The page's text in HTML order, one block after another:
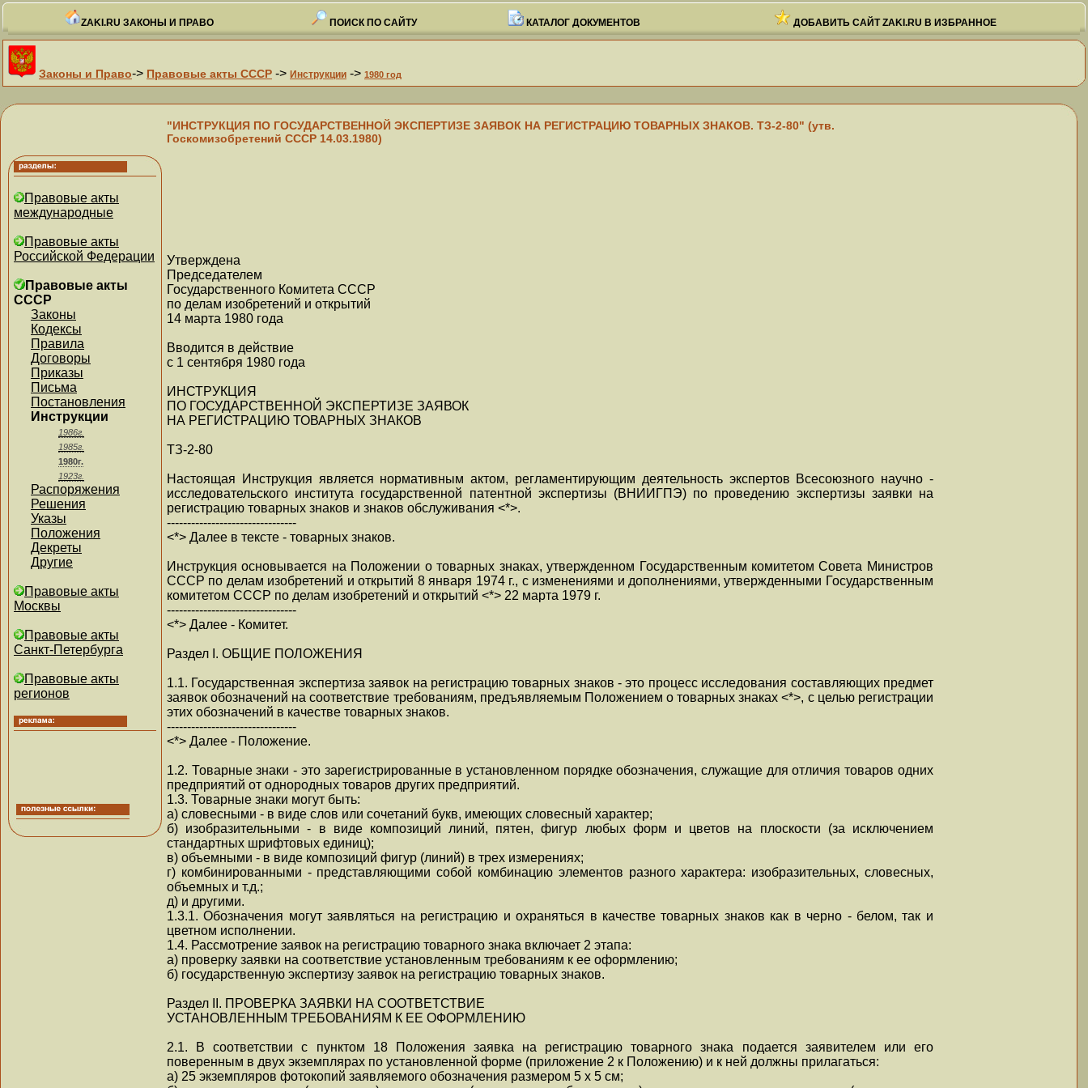
ZAKI.RU ЗАКОНЫ И ПРАВО ПОИСК ПО САЙТУ КАТАЛОГ ДОКУМЕНТОВ ДОБАВИТЬ САЙТ ZAKI.RU В ИЗБРАННОЕ
Законы и Право-> Правовые акты СССР -> Инструкции -> 1980 год
Правовые акты
международные
Правовые акты
Российской Федерации
Правовые акты
СССР
Законы
Кодексы
Правила
Договоры
Приказы
Письма
Постановления
Инструкции
1986г.
1985г.
1980г.
1923г.
Распоряжения
Решения
Указы
Положения
Декреты
Другие
Правовые акты
Москвы
Правовые акты
Санкт-Петербурга
Правовые акты
регионов
"ИНСТРУКЦИЯ ПО ГОСУДАРСТВЕННОЙ ЭКСПЕРТИЗЕ ЗАЯВОК НА РЕГИСТРАЦИЮ ТОВАРНЫХ ЗНАКОВ. ТЗ-2-80" (утв.
Госкомизобретений СССР 14.03.1980)
Утверждена
Председателем
Государственного Комитета СССР
по делам изобретений и открытий
14 марта 1980 года
Вводится в действие
с 1 сентября 1980 года
ИНСТРУКЦИЯ
ПО ГОСУДАРСТВЕННОЙ ЭКСПЕРТИЗЕ ЗАЯВОК
НА РЕГИСТРАЦИЮ ТОВАРНЫХ ЗНАКОВ
ТЗ-2-80
Настоящая Инструкция является нормативным актом, регламентирующим деятельность экспертов Всесоюзного научно -
исследовательского института государственной патентной экспертизы (ВНИИГПЭ) по проведению экспертизы заявки на
регистрацию товарных знаков и знаков обслуживания <*>.
--------------------------------
<*> Далее в тексте - товарных знаков.
Инструкция основывается на Положении о товарных знаках, утвержденном Государственным комитетом Совета Министров
СССР по делам изобретений и открытий 8 января 1974 г., с изменениями и дополнениями, утвержденными Государственным
комитетом СССР по делам изобретений и открытий <*> 22 марта 1979 г.
--------------------------------
<*> Далее - Комитет.
Раздел I. ОБЩИЕ ПОЛОЖЕНИЯ
1.1. Государственная экспертиза заявок на регистрацию товарных знаков - это процесс исследования составляющих предмет
заявок обозначений на соответствие требованиям, предъявляемым Положением о товарных знаках <*>, с целью регистрации
этих обозначений в качестве товарных знаков.
--------------------------------
<*> Далее - Положение.
1.2. Товарные знаки - это зарегистрированные в установленном порядке обозначения, служащие для отличия товаров одних
предприятий от однородных товаров других предприятий.
1.3. Товарные знаки могут быть:
а) словесными - в виде слов или сочетаний букв, имеющих словесный характер;
б) изобразительными - в виде композиций линий, пятен, фигур любых форм и цветов на плоскости (за исключением
стандартных шрифтовых единиц);
в) объемными - в виде композиций фигур (линий) в трех измерениях;
г) комбинированными - представляющими собой комбинацию элементов разного характера: изобразительных, словесных,
объемных и т.д.;
д) и другими.
1.3.1. Обозначения могут заявляться на регистрацию и охраняться в качестве товарных знаков как в черно - белом, так и
цветном исполнении.
1.4. Рассмотрение заявок на регистрацию товарного знака включает 2 этапа:
а) проверку заявки на соответствие установленным требованиям к ее оформлению;
б) государственную экспертизу заявок на регистрацию товарных знаков.
Раздел II. ПРОВЕРКА ЗАЯВКИ НА СООТВЕТСТВИЕ
УСТАНОВЛЕННЫМ ТРЕБОВАНИЯМ К ЕЕ ОФОРМЛЕНИЮ
2.1. В соответствии с пунктом 18 Положения заявка на регистрацию товарного знака подается заявителем или его
поверенным в двух экземплярах по установленной форме (приложение 2 к Положению) и к ней должны прилагаться:
а) 25 экземпляров фотокопий заявляемого обозначения размером 5 x 5 см;